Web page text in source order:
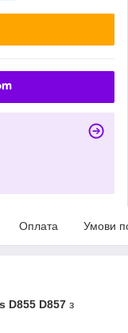
Оплата Умови
D855 D857 з